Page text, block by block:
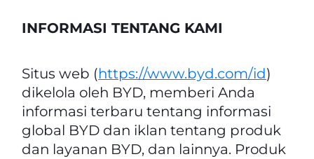
INFORMASI TENTANG KAMI
Situs web (https://www.byd.com/id)
dikelola oleh BYD, memberi Anda
informasi terbaru tentang informasi
global BYD dan iklan tentang produk
dan layanan BYD, dan lainnya. Produk